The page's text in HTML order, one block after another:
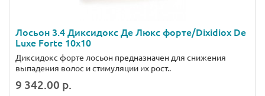
Лосьон 3.4 Диксидокс Де Люкс форте/Dixidiox De
Luxe Forte 10x10
Диксидокс форте лосьон предназначен для снижения
выпадения волос и стимуляции их рост..
9 342.00 р.